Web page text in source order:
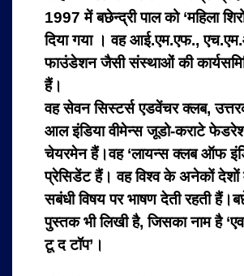
1997 में बछेन्द्री पाल को ‘महिला
दिया गया ।वह आई.एम.एफ.,
फाउंडेशन जैसी संस्थाओं की
हैं।
वह सेवन सिस्टर्स एडवेंचर क्लब,
आल इंडिया वीमेन्स जूडो-कराटे
चेयरमेन हैं।वह ‘लायन्स क्लब ऑफ
प्रेसिडेंट हैं।वह विश्व के अनेकों देशों
सबंधी विषय पर भाषण देती रहती हैं।
पुस्तक भी लिखी है, जिसका नाम है
टू द टॉप’।